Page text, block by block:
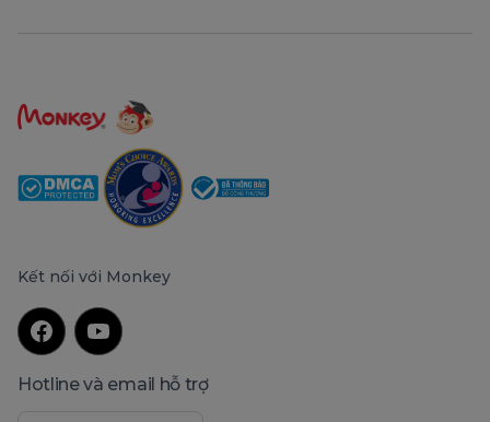
Kết nối với Monkey
Hotline và email hỗ trợ